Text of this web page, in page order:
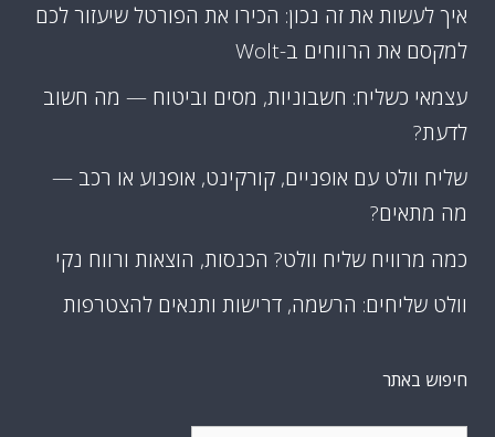
איך לעשות את זה נכון: הכירו את הפורטל שיעזור לכם
למקסם את הרווחים ב-Wolt
עצמאי כשליח: חשבוניות, מסים וביטוח — מה חשוב
לדעת?
שליח וולט עם אופניים, קורקינט, אופנוע או רכב —
מה מתאים?
כמה מרוויח שליח וולט? הכנסות, הוצאות ורווח נקי
וולט שליחים: הרשמה, דרישות ותנאים להצטרפות
חיפוש באתר